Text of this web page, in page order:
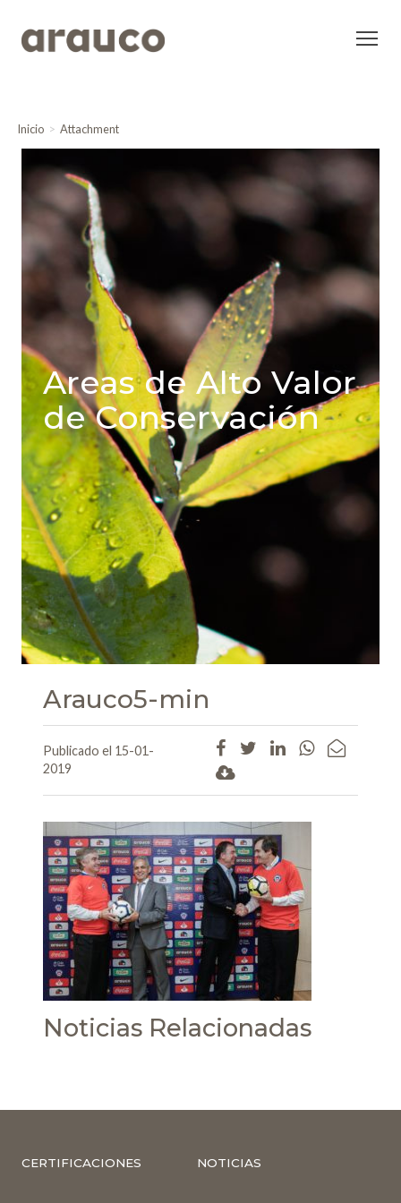
Inicio Attachment
Areas de Alto Valor
de Conservación
Arauco5-min
Publicado el 15-01-
2019
Noticias Relacionadas
CERTIFICACIONES NOTICIAS